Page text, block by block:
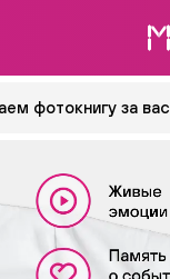
фотокнигу за вас